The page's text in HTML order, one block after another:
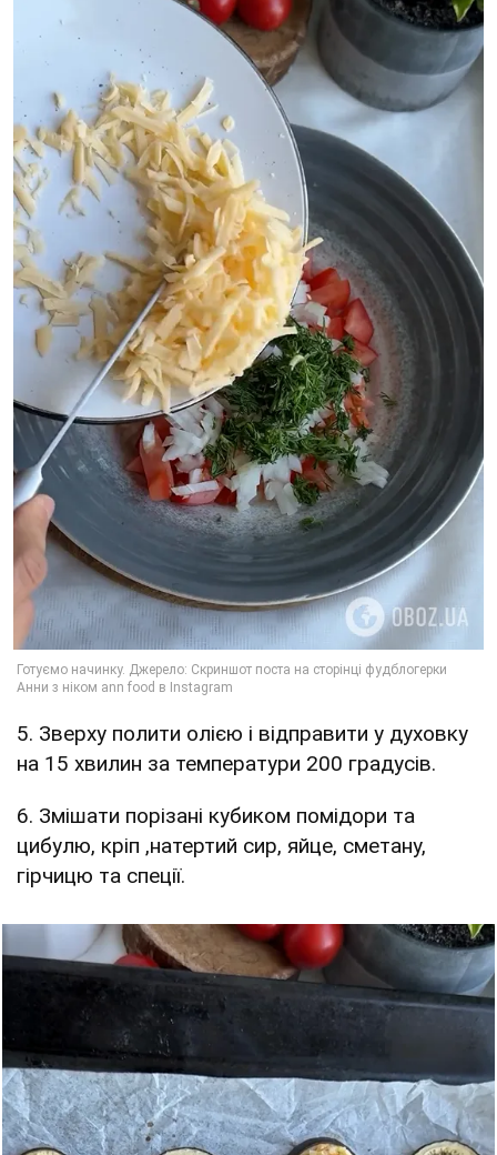
5. Зверху полити олією і відправити у духовку
на 15 хвилин за температури 200 градусів.
6. Змішати порізані кубиком помідори та
цибулю, кріп ,натертий сир, яйце, сметану,
гірчицю та спеції.